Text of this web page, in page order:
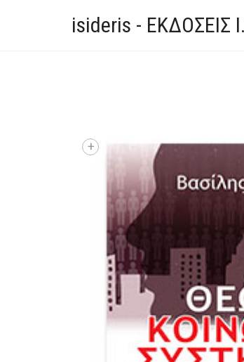
isideris - ΕΚΔΟΣΕΙΣ
+